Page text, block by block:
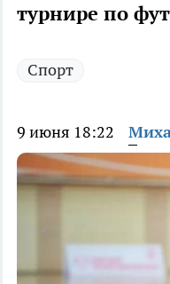
турнире по
Спорт
9 июня 18:22